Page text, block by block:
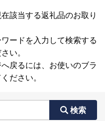
該当する返礼品のお取り
ードを入力して検索する
い。
戻るには、お使いのブラ
ださい。
検索